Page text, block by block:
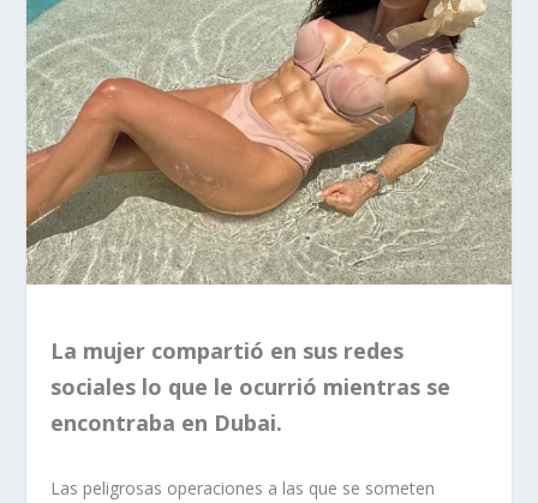
La mujer compartió en sus redes
sociales lo que le ocurrió mientras se
encontraba en Dubai.
Las peligrosas operaciones a las que se someten